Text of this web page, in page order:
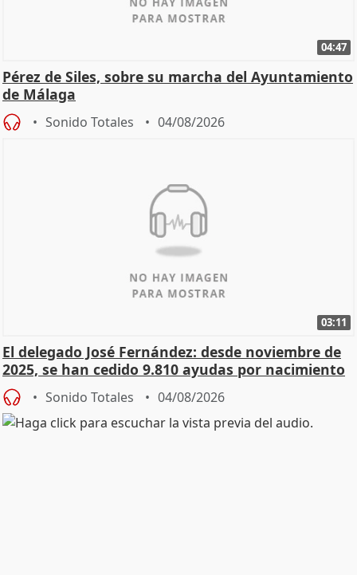
04:47
Pérez de Siles, sobre su marcha del Ayuntamiento
de Málaga
Sonido Totales 04/08/2026
03:11
El delegado José Fernández: desde noviembre de
2025, se han cedido 9.810 ayudas por nacimiento
Sonido Totales 04/08/2026